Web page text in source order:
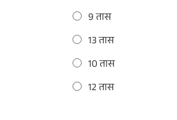
9 तास
13 तास
10 तास
12 तास